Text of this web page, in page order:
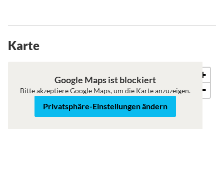
Karte
Satellit
+
−
Google Maps ist blockiert
Bitte akzeptiere Google Maps, um die Karte anzuzeigen.
Privatsphäre-Einstellungen ändern